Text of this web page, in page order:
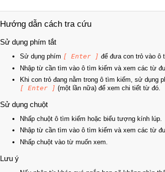
Hướng dẫn cách tra cứu
Sử dụng phím tắt
Sử dụng phím [ Enter ] để đưa con trỏ vào ô
Nhập từ cần tìm vào ô tìm kiếm và xem các từ
Khi con trỏ đang nằm trong ô tìm kiếm, sử dụng
[ Enter ] (một lần nữa) để xem chi tiết từ đó.
Sử dụng chuột
Nhấp chuột ô tìm kiếm hoặc biểu tượng kính lúp.
Nhập từ cần tìm vào ô tìm kiếm và xem các từ
Nhấp chuột vào từ muốn xem.
Lưu ý